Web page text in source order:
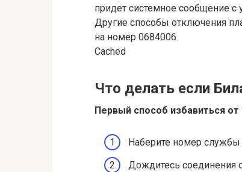
придет системное сообщение с
Другие способы отключения
на номер 0684006.
Cached
Что делать если
Первый способ избавиться от
Наберите номер
Дождитесь соединения